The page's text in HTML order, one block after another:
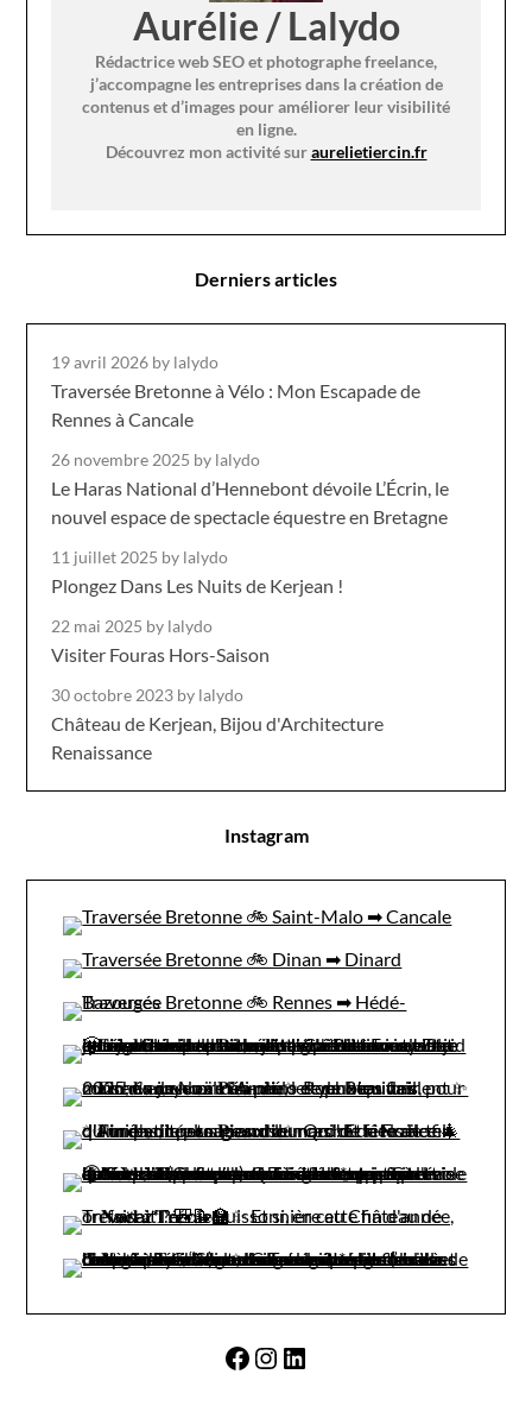
Aurélie / Lalydo
Rédactrice web SEO et photographe freelance,
j’accompagne les entreprises dans la création de
contenus et d’images pour améliorer leur visibilité
en ligne.
Découvrez mon activité suraurelietiercin.fr
Derniers articles
19 avril 2026 by lalydo
Traversée Bretonne à Vélo : Mon Escapade de
Rennes à Cancale
26 novembre 2025 by lalydo
Le Haras National d’Hennebont dévoile L’Écrin, le
nouvel espace de spectacle équestre en Bretagne
11 juillet 2025 by lalydo
Plongez Dans Les Nuits de Kerjean !
22 mai 2025 by lalydo
Visiter Fouras Hors-Saison
30 octobre 2023 by lalydo
Château de Kerjean, Bijou d'Architecture
Renaissance
Instagram
Facebook
Instagram
LinkedIn